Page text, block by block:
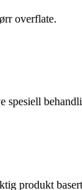
overflate.
spesiell
produkt